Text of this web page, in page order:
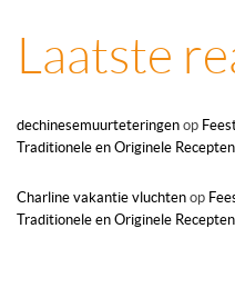
Laatste
dechinesemuurteteringen op
Traditionele en Originele Recepten
Charline vakantie vluchten op
Traditionele en Originele Recepten